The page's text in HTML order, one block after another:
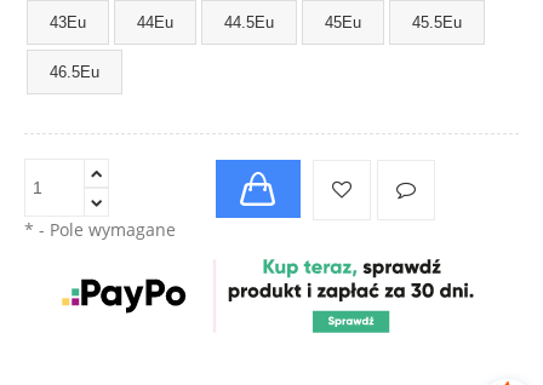
43Eu 44Eu 44.5Eu 45Eu 45.5Eu
46.5Eu
* - Pole wymagane